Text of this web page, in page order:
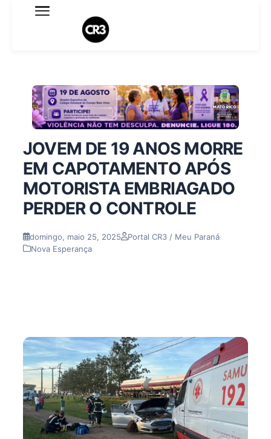
Expediente
Termo de Uso
Sobre o blog
JOVEM DE 19 ANOS MORRE
EM CAPOTAMENTO APÓS
MOTORISTA EMBRIAGADO
PERDER O CONTROLE
domingo, maio 25, 2025
Portal CR3 / Meu Paraná
Nova Esperança